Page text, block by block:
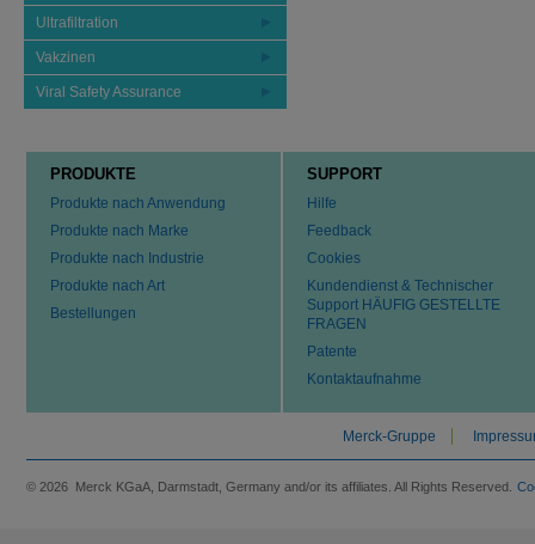
Ultrafiltration
Vakzinen
Viral Safety Assurance
PRODUKTE
Produkte nach Anwendung
Produkte nach Marke
Produkte nach Industrie
Produkte nach Art
Bestellungen
SUPPORT
Hilfe
Feedback
Cookies
Kundendienst & Technischer
Support HÄUFIG GESTELLTE
FRAGEN
Patente
Kontaktaufnahme
Merck-Gruppe
© 2026 Merck KGaA, Darmstadt, Germany and/or its affiliates. All Rights Reserved.